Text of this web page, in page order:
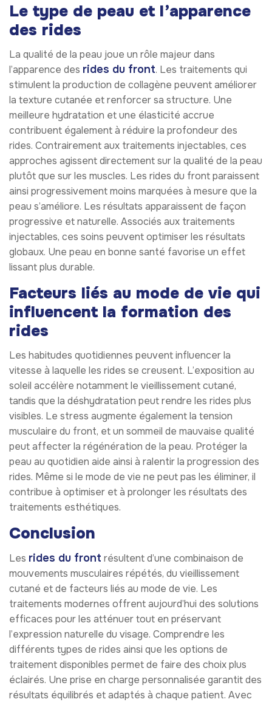
Le type de peau et l’apparence
des rides
La qualité de la peau joue un rôle majeur dans
l’apparence des rides du front. Les traitements qui
stimulent la production de collagène peuvent améliorer
la texture cutanée et renforcer sa structure. Une
meilleure hydratation et une élasticité accrue
contribuent également à réduire la profondeur des
rides. Contrairement aux traitements injectables, ces
approches agissent directement sur la qualité de la peau
plutôt que sur les muscles. Les rides du front paraissent
ainsi progressivement moins marquées à mesure que la
peau s’améliore. Les résultats apparaissent de façon
progressive et naturelle. Associés aux traitements
injectables, ces soins peuvent optimiser les résultats
globaux. Une peau en bonne santé favorise un effet
lissant plus durable.
Facteurs liés au mode de vie qui
influencent la formation des
rides
Les habitudes quotidiennes peuvent influencer la
vitesse à laquelle les rides se creusent. L’exposition au
soleil accélère notamment le vieillissement cutané,
tandis que la déshydratation peut rendre les rides plus
visibles. Le stress augmente également la tension
musculaire du front, et un sommeil de mauvaise qualité
peut affecter la régénération de la peau. Protéger la
peau au quotidien aide ainsi à ralentir la progression des
rides. Même si le mode de vie ne peut pas les éliminer, il
contribue à optimiser et à prolonger les résultats des
traitements esthétiques.
Conclusion
Les rides du front résultent d’une combinaison de
mouvements musculaires répétés, du vieillissement
cutané et de facteurs liés au mode de vie. Les
traitements modernes offrent aujourd’hui des solutions
efficaces pour les atténuer tout en préservant
l’expression naturelle du visage. Comprendre les
différents types de rides ainsi que les options de
traitement disponibles permet de faire des choix plus
éclairés. Une prise en charge personnalisée garantit des
résultats équilibrés et adaptés à chaque patient. Avec